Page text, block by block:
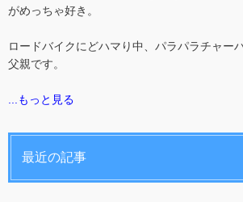
がめっちゃ好き。
ロードバイクにどハマり中、パラパラチャー
父親です。
...もっと見る
最近の記事